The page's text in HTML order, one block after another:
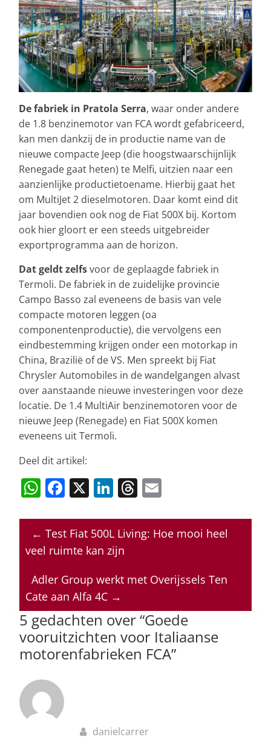
De fabriek in Pratola Serra, waar onder andere
de 1.8 benzinemotor van FCA wordt gefabriceerd,
kan men dankzij de in productie name van de
nieuwe compacte Jeep (die hoogstwaarschijnlijk
Renegade gaat heten) te Melfi, uitzien naar een
aanzienlijke productietoename. Hierbij gaat het
om MultiJet 2 dieselmotoren. Daar komt eind dit
jaar bovendien ook nog de Fiat 500X bij. Kortom
ook hier gloort er een steeds uitgebreider
exportprogramma aan de horizon.
Dat geldt zelfsvoor de geplaagde fabriek in
Termoli. De fabriek in de zuidelijke provincie
Campo Basso zal eveneens de basis van vele
compacte motoren leggen (oa
componentenproductie), die vervolgens een
eindbestemming krijgen onder een motorkap in
China, Brazilië of de VS. Men spreekt bij Fiat
Chrysler Automobiles in de wandelgangen alvast
over aanstaande nieuwe investeringen voor deze
locatie. De 1.4 MultiAir benzinemotoren voor de
nieuwe Jeep (Renegade) en Fiat 500X komen
eveneens uit Termoli.
Deel dit artikel:
W
at
s
p
p
F
c
e
o
o
k
X Li
k
e
dI
n
T
re
a
s
ai
l
← Test Fiat 500L Living: Hoe mooi heel
veel ruimte kan zijn
Adler Group werkt met Overijssels Ten
Cate aan Alfa 4C →
5 gedachten over “Goede
vooruitzichten voor Italiaanse
motorenfabrieken FCA”
danielcarrer